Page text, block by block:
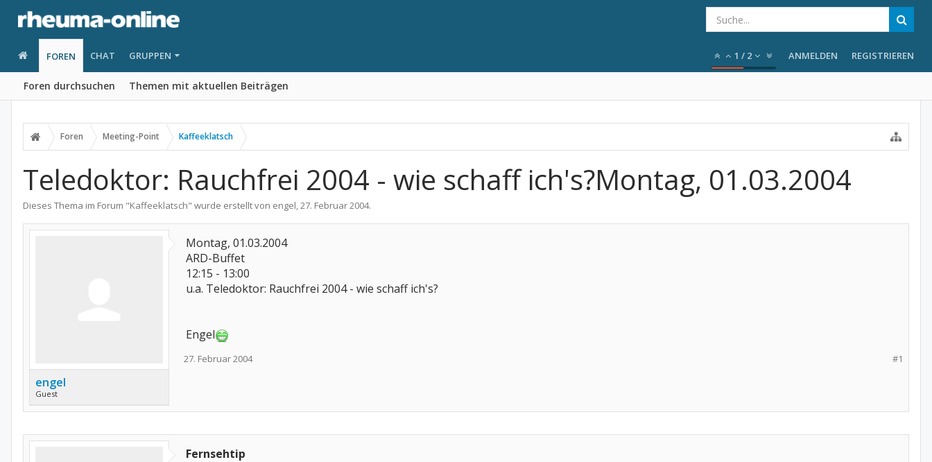
FOREN
Foren durchsuchen Themen mit aktuellen Beiträgen
CHAT GRUPPEN 1 / 2 ANMELDEN REGISTRIEREN
Foren Meeting-Point Kaffeeklatsch
Teledoktor: Rauchfrei 2004 - wie schaff ich's?Montag, 01.03.2004
Dieses Thema im Forum "Kaffeeklatsch" wurde erstellt von engel,27. Februar 2004.
engel
Guest
Montag, 01.03.2004
ARD-Buffet
12:15 - 13:00
u.a. Teledoktor: Rauchfrei 2004 - wie schaff ich's?
Engel
#1
27. Februar 2004
Fernsehtip